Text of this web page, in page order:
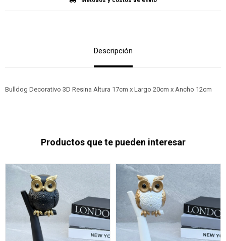
Descripción
Bulldog Decorativo 3D Resina Altura 17cm x Largo 20cm x Ancho 12cm
Productos que te pueden interesar